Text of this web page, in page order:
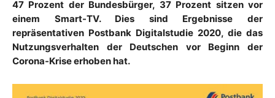
47 Prozent der Bundesbürger, 37 Prozent sitzen vor
einem Smart-TV. Dies sind Ergebnisse der
repräsentativen Postbank Digitalstudie 2020, die das
Nutzungsverhalten der Deutschen vor Beginn der
Corona-Krise erhoben hat.